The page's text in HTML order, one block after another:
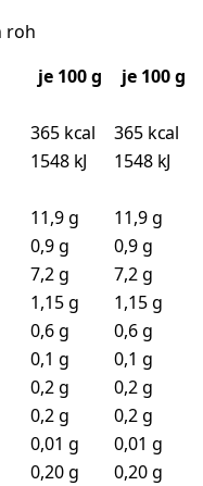
roh
je 100g
je 100 g
365 kcal
365 kcal
1548 kJ
1548 kJ
11,9 g
11,9 g
0,9 g
0,9 g
7,2 g
7,2 g
1,15 g
1,15 g
0,6 g
0,6 g
0,1 g
0,1 g
0,2 g
0,2 g
0,2 g
0,2 g
0,01 g
0,01 g
0,20 g
0,20 g